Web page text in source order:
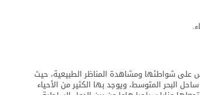
على شواطئها ومشاهدة المناظر الطبيعية، حيث
البحر المتوسط، ويوجد بها الكثير من الأحياء